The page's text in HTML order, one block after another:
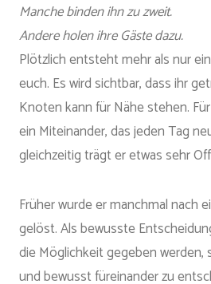
Manche binden ihn zu zweit.
Andere holen ihre Gäste dazu.
Plötzlich entsteht mehr als nur
euch. Es wird sichtbar, dass ihr
Knoten kann für Nähe stehen.
ein Miteinander, das jeden Tag
gleichzeitig trägt er etwas sehr
Früher wurde er manchmal nach
gelöst. Als bewusste
die Möglichkeit gegeben werden,
und bewusst füreinander zu